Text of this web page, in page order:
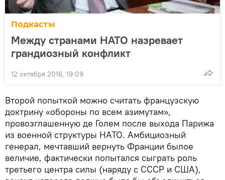
Подкасты
Между странами НАТО назревает
грандиозный конфликт
12 октября 2016, 19:09
Второй попыткой можно считать французскую
доктрину «обороны по всем азимутам»,
провозглашенную де Голем после выхода Парижа
из военной структуры НАТО. Амбициозный
генерал, мечтавший вернуть Франции былое
величие, фактически попытался сыграть роль
третьего центра силы (наряду с СССР и США),